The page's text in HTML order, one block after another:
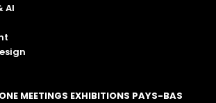
AI
MEETINGS EXHIBITIONS PAYS-BAS